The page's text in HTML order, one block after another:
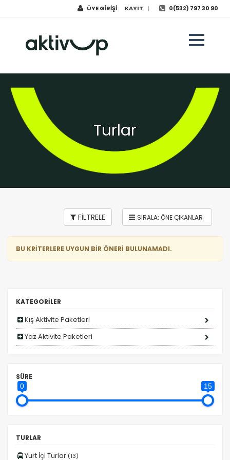
ÜYE GİRİŞİ KAYIT | 0(532) 797 30 90
belirleyin.
Turlar
FİLTRELE
BU KRİTERLERE UYGUN BİR ÖNERİ BULUNAMADI.
KATEGORİLER
Kış Aktivite Paketleri
Yaz Aktivite Paketleri
SÜRE
0 15
TURLAR
Yurt İçi Turlar (13)